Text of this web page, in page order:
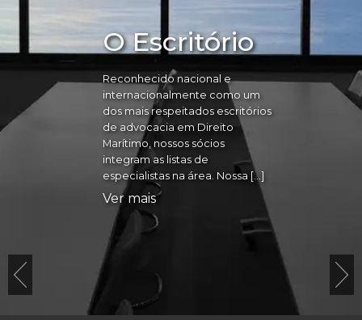
O Escritório
Reconhecido nacional e
internacionalmente como um
dos mais respeitados escritórios
de advocacia em Direito
Marítimo, nossos sócios
integram as listas de
especialistas na área. Nossa […]
Ver mais